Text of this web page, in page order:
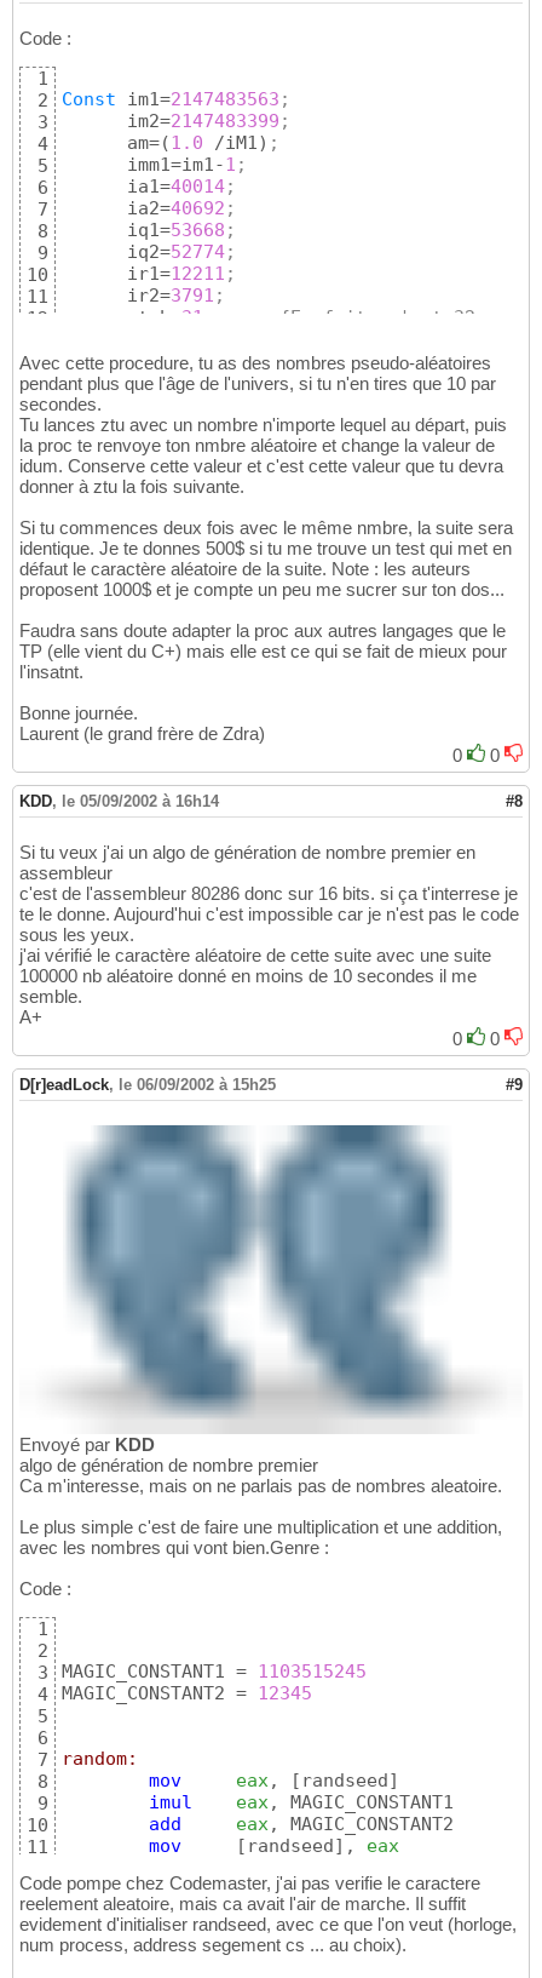
Code :
1
2
3
4
5
6
7
8
9
10
11
12
14
15
16
17
18
19
20
22
23
24
25
26
27
28
30
31
33
34
35
36
37
38
39
40
41
42
43
44
46
47
48
Const im1=2147483563 ;
      im2=
2147483399 ;
      am=
(1.0 /iM1) ;
      imm1=im1-
1 ;
      ia1=
40014;
      ia2=
40692 ;
      iq1=
53668 ;
      iq2=
52774;
      ir1=
12211 ;
      ir2=
3791 ;
      ntab=
31
;      {En fait, c'est 32, mais
      eps=
1.2e-7 ;
      rnmx=
1-eps;
Var idum2,iy,idumg:longint
    iv:
array [0..ntab]of longint;
Function ztu (Var idum:longint):real;
Var j:integer;
    temp:
real ;
Begin
If idum<=0 then
   Begin
If -idum<1 then idum:=1 Else idum:=-
      idum2:
=idum;
j:=ntab+ downto
         k:
         idum:
=ia1*
then idum:=idum+im1 ;
If j<ntab then iv[j]:=idum;
End ;
      iy:
=iv[0];
End
   k:
=idum div iq1;
   idum:
=ia1*(idum-k*iq1)-k*ir1
If idum<0 then idum:=idum+im1;
   k:
=idum2
;
   idum2:
=ia2*(idum2-k*iq2)-k*ir2 ;
If idum2<0 then idum2:=idum2+im2;
   j:
If iy<1 then iy:=iy+imm1;
   temp:
=am*iy ;
If temp > rnmx then ztu:=rnmx
Else ztu:=temp
End;
Function haz
( m:real) :real
idumg);
End;
Avec cette procedure, tu as des nombres pseudo-aléatoires
pendant plus que l'âge de l'univers, si tu n'en tires que 10 par
secondes.
Tu lances ztu avec un nombre n'importe lequel au départ, puis
la proc te renvoye ton nmbre aléatoire et change la valeur de
idum. Conserve cette valeur et c'est cette valeur que tu devra
donner à ztu la fois suivante.
Si tu commences deux fois avec le même nmbre, la suite sera
identique. Je te donnes 500$ si tu me trouve un test qui met en
défaut le caractère aléatoire de la suite. Note : les auteurs
proposent 1000$ et je compte un peu me sucrer sur ton dos...
Faudra sans doute adapter la proc aux autres langages que le
TP (elle vient du C+) mais elle est ce qui se fait de mieux pour
l'insatnt.
Bonne journée.
Laurent (le grand frère de Zdra)
0
0
KDD, le 05/09/2002 à 16h14 #8
Si tu veux j'ai un algo de génération de nombre premier en
assembleur
c'est de l'assembleur 80286 donc sur 16 bits. si ça t'interrese je
te le donne. Aujourd'hui c'est impossible car je n'est pas le code
sous les yeux.
j'ai vérifié le caractère aléatoire de cette suite avec une suite
100000 nb aléatoire donné en moins de 10 secondes il me
semble.
A+
0
0
D[r]eadLock, le 06/09/2002 à 15h25 #9
Envoyé par KDD
algo de génération de nombre premier
Ca m'interesse, mais on ne parlais pas de nombres aleatoire.
Le plus simple c'est de faire une multiplication et une addition,
avec les nombres qui vont bien.Genre :
Code :
1
2
3
4
5
6
7
8
9
10
11
MAGIC_CONSTANT1 = 1103515245
MAGIC_CONSTANT2 = 12345
random:
mov
eax , [ randseed]
imul
eax , MAGIC_CONSTANT1
add
eax , MAGIC_CONSTANT2
mov
[ randseed] , eax
Code pompe chez Codemaster, j'ai pas verifie le caractere
reelement aleatoire, mais ca avait l'air de marche. Il suffit
evidement d'initialiser randseed, avec ce que l'on veut (horloge,
num process, address segement cs ... au choix).